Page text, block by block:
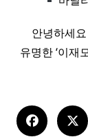
안녕하세
유명한 ‘이재